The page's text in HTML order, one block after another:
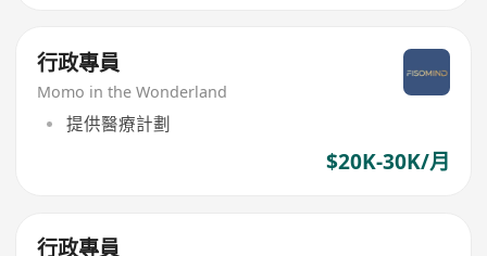
行政專員
Momo in the Wonderland
提供醫療計劃
$20K-30K/月
行政專員